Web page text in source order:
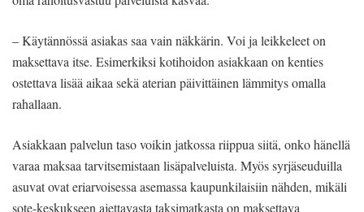
– Käytännössä asiakas saa vain näkkärin. Voi ja leikkeleet on
maksettava itse. Esimerkiksi kotihoidon asiakkaan on kenties
ostettava lisää aikaa sekä aterian päivittäinen lämmitys omalla
rahallaan.
Asiakkaan palvelun taso voikin jatkossa riippua siitä, onko hänellä
varaa maksaa tarvitsemistaan lisäpalveluista. Myös syrjäseuduilla
asuvat ovat eriarvoisessa asemassa kaupunkilaisiin nähden, mikäli
sote-keskukseen ajettavasta taksimatkasta on maksettava